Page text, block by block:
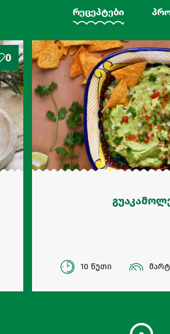
რეცეპტები
0
10 წუთი